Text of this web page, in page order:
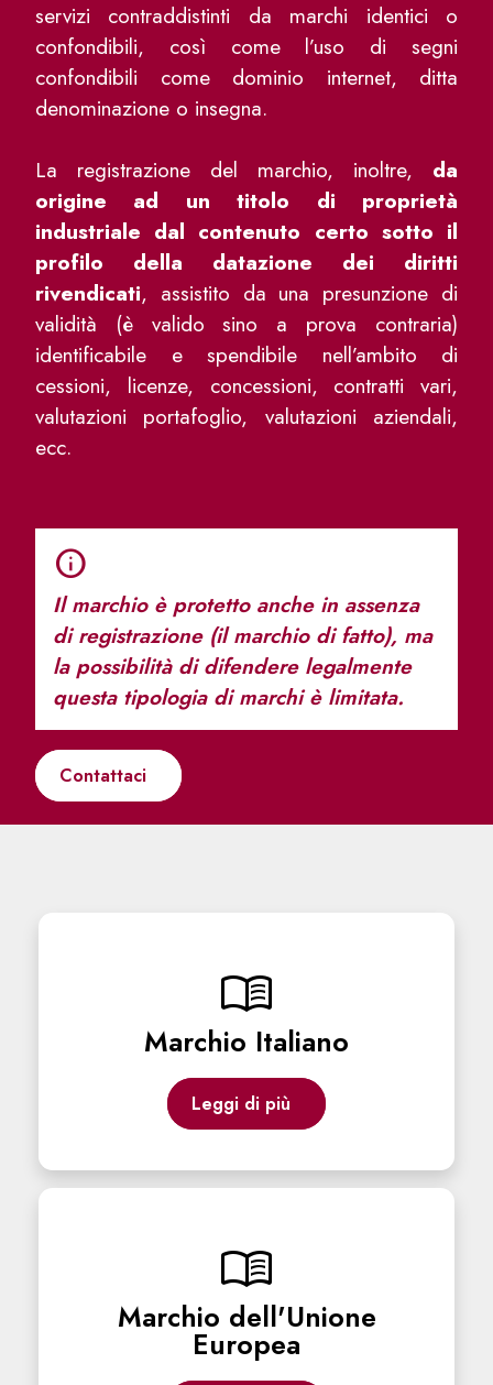
servizi contraddistinti da marchi identici o
confondibili, così come l’uso di segni
confondibili come dominio internet, ditta
denominazione o insegna.
La registrazione del marchio, inoltre, da
origine ad un titolo di proprietà
industriale dal contenuto certo sotto il
profilo della datazione dei diritti
rivendicati, assistito da una presunzione di
validità (è valido sino a prova contraria)
identificabile e spendibile nell’ambito di
cessioni, licenze, concessioni, contratti vari,
valutazioni portafoglio, valutazioni aziendali,
ecc.
info
Il marchio è protetto anche in assenza
di registrazione (il marchio di fatto), ma
la possibilità di difendere legalmente
questa tipologia di marchi è limitata.
Contattaci
menu_book
Marchio Italiano
Leggi di più
menu_book
Marchio dell'Unione
Europea